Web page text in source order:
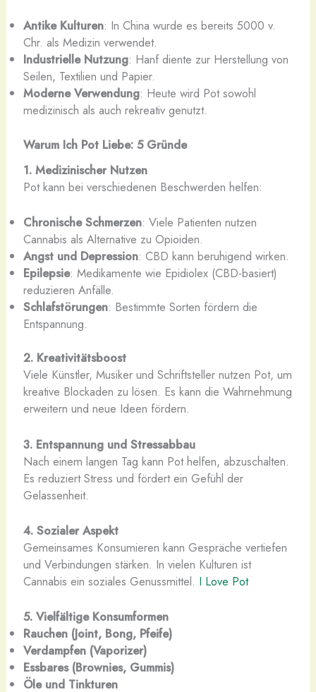
Antike Kulturen: In China wurde es bereits 5000 v.
Chr. als Medizin verwendet.
Industrielle Nutzung: Hanf diente zur Herstellung von
Seilen, Textilien und Papier.
Moderne Verwendung: Heute wird Pot sowohl
medizinisch als auch rekreativ genutzt.
Warum Ich Pot Liebe: 5 Gründe
1. Medizinischer Nutzen
Pot kann bei verschiedenen Beschwerden helfen:
Chronische Schmerzen: Viele Patienten nutzen
Cannabis als Alternative zu Opioiden.
Angst und Depression: CBD kann beruhigend wirken.
Epilepsie: Medikamente wie Epidiolex (CBD-basiert)
reduzieren Anfälle.
Schlafstörungen: Bestimmte Sorten fördern die
Entspannung.
2. Kreativitätsboost
Viele Künstler, Musiker und Schriftsteller nutzen Pot, um
kreative Blockaden zu lösen. Es kann die Wahrnehmung
erweitern und neue Ideen fördern.
3. Entspannung und Stressabbau
Nach einem langen Tag kann Pot helfen, abzuschalten.
Es reduziert Stress und fördert ein Gefühl der
Gelassenheit.
4. Sozialer Aspekt
Gemeinsames Konsumieren kann Gespräche vertiefen
und Verbindungen stärken. In vielen Kulturen ist
Cannabis ein soziales Genussmittel. I Love Pot
5. Vielfältige Konsumformen
Rauchen (Joint, Bong, Pfeife)
Verdampfen (Vaporizer)
Essbares (Brownies, Gummis)
Öle und Tinkturen